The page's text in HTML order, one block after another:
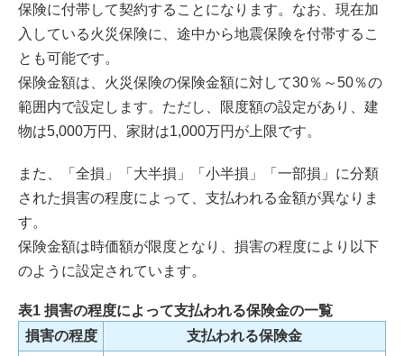
保険に付帯して契約することになります。なお、現在加
入している火災保険に、途中から地震保険を付帯するこ
とも可能です。
保険金額は、火災保険の保険金額に対して30％～50％の
範囲内で設定します。ただし、限度額の設定があり、建
物は5,000万円、家財は1,000万円が上限です。
また、「全損」「大半損」「小半損」「一部損」に分類
された損害の程度によって、支払われる金額が異なりま
す。
保険金額は時価額が限度となり、損害の程度により以下
のように設定されています。
表1 損害の程度によって支払われる保険金の一覧
損害の程度
支払われる保険金